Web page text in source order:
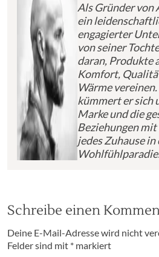
Als Gründer von
ein
engagierter
von seiner
daran, Produkte
Komfort,
Wärme
kümmert er sich
Marke und die
Beziehungen
jedes Zuhause in
Schreibe einen
Deine E-Mail-Adresse wird nicht
Felder sind mit * markiert